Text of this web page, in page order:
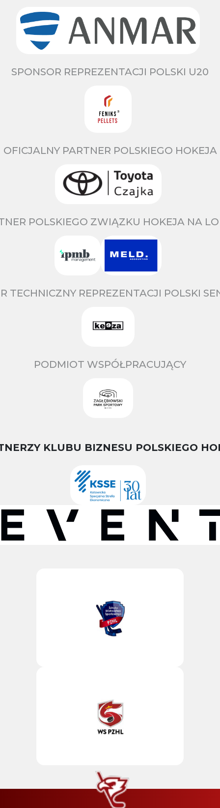
SPONSOR REPREZENTACJI POLSKI U20
OFICJALNY PARTNER POLSKIEGO HOKEJA
POLSKIEGO ZWIĄZKU HOKEJA NA
TECHNICZNY REPREZENTACJI POLSKI
PODMIOT WSPÓŁPRACUJĄCY
KLUBU BIZNESU POLSKIEGO